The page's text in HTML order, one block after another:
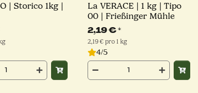
| Storico 1kg |
La VERACE | 1 kg | Tipo
00 | Frießinger Mühle
2,19 €*
2,19 € pro 1 kg
4/5